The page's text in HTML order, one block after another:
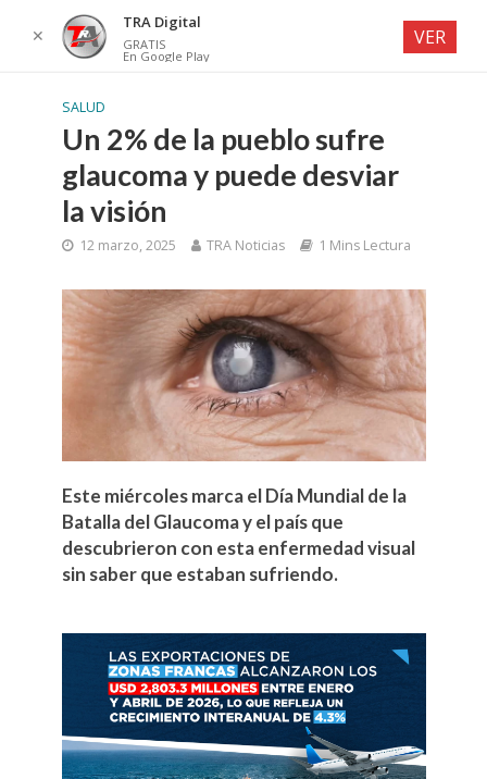
SALUD
Un 2% de la pueblo sufre
glaucoma y puede desviar
la visión
12 marzo, 2025 TRA Noticias 1 Mins Lectura
Este miércoles marca el Día Mundial de la
Batalla del Glaucoma y el país que
descubrieron con esta enfermedad visual
sin saber que estaban sufriendo.
✕
TRA Digital
GRATIS
En Google Play
VER